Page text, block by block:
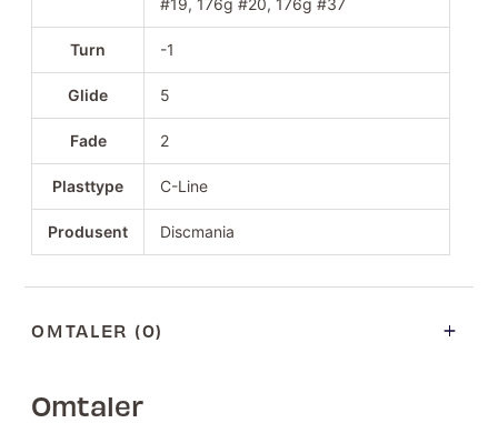
#19, 176g #20, 176g #37
Turn -1
Glide 5
Fade 2
Plasttype C-Line
Produsent Discmania
OMTALER (0)
Omtaler